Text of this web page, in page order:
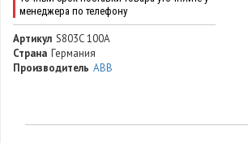
менеджера по телефону
Артикул S803C 100A
Страна Германия
Производитель ABB